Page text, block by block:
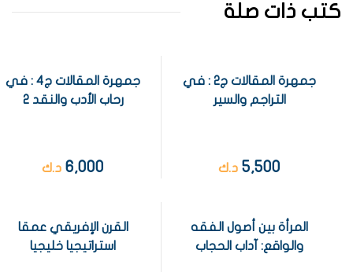
كتب ذات صلة
جمهرة المقالات ج2 : في
التراجم والسير
5,500 د.ك
جمهرة المقالات ج4 : في
رحاب الأدب والنقد 2
6,000 د.ك
المرأة بين أصول الفقه
والواقع: آداب الحجاب
القرن الإفريقي عمقا
استراتيجيا خليجيا